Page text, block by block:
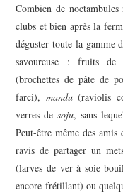
Combien de
clubs et bien après la
déguster toute la gamme
savoureuse : fruits
(brochettes de pâte de
farci), mandu(raviolis
verres de soju, sans
Peut-être même des
ravis de partager un
(larves de ver à soie
encore frétillant) ou